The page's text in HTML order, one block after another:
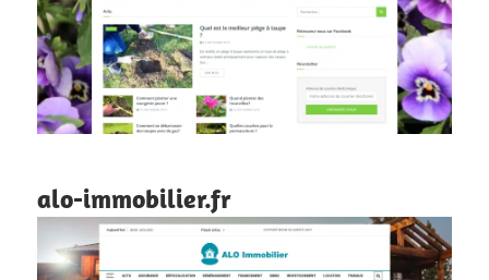
alo-immobilier.fr